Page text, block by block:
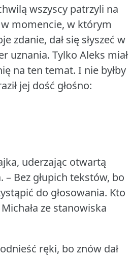
wszyscy patrzyli na
momencie, w którym
zdanie, dał się słyszeć w
uznania. Tylko Aleks miał
na ten temat. I nie byłby
jej dość głośno:
uderzając otwartą
– Bez głupich tekstów, bo
do głosowania. Kto
ze stanowiska
ręki, bo znów dał